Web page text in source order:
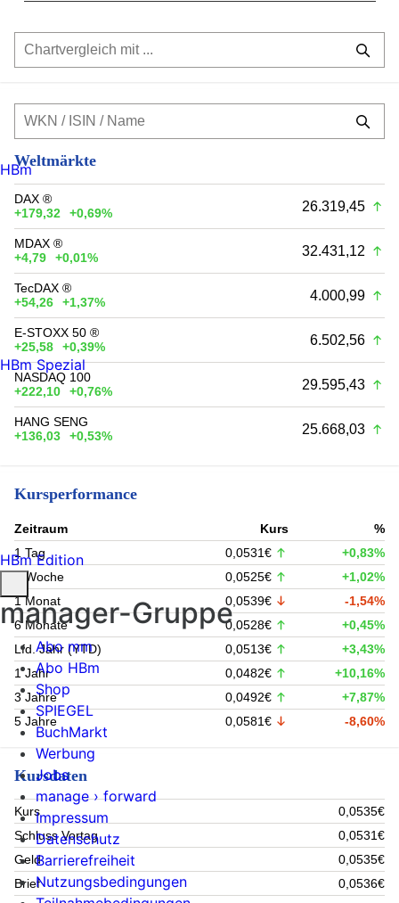
Weltmärkte
DAX ®
+179,32
+0,69% 26.319,45
MDAX ®
+4,79
+0,01% 32.431,12
TecDAX ®
+54,26
+1,37% 4.000,99
E-STOXX 50 ®
+25,58
+0,39% 6.502,56
NASDAQ 100
+222,10
+0,76% 29.595,43
HANG SENG
+136,03
+0,53% 25.668,03
Kursperformance
Zeitraum Kurs
%
1 Tag
0,0531€
+0,83%
1 Woche
0,0525€
+1,02%
1 Monat
0,0539€
-1,54%
6 Monate
0,0528€
+0,45%
Lfd. Jahr (YTD)
0,0513€
+3,43%
1 Jahr
0,0482€
+10,16%
3 Jahre
0,0492€
+7,87%
5 Jahre
0,0581€ -8,60%
Kursdaten
Kurs
0,0535€
Schluss Vortag
0,0531€
Geld
0,0535€
Brief
0,0536€
HBm
HBm Spezial
HBm Edition
manager-Gruppe
Abo mm
Abo HBm
Shop
SPIEGEL
BuchMarkt
Werbung
Jobs
manage › forward
Impressum
Datenschutz
Barrierefreiheit
Nutzungsbedingungen